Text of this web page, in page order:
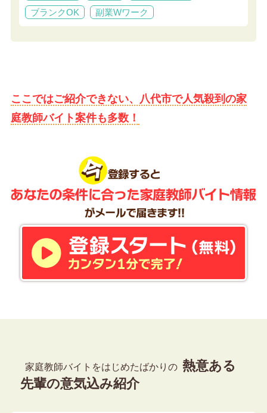
ブランクOK
副業Wワーク
ここではご紹介できない、八代市で人気殺到の家
庭教師バイト案件も多数！
家庭教師バイトをはじめたばかりの 熱意ある
先輩の意気込み紹介